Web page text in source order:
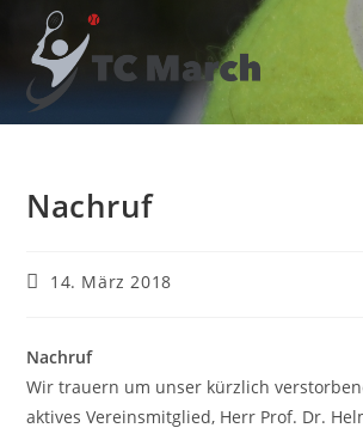
Inhalt
springen
Nachruf
Beitrag
14. März 2018
Nachruf
Wir trauern um unser kürzlich
aktives Vereinsmitglied, Herr Prof. Dr.